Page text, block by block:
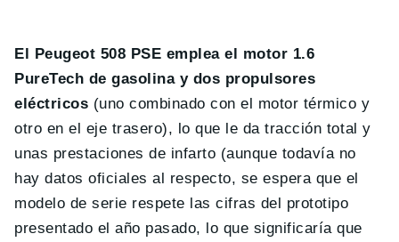
El Peugeot 508 PSE emplea el motor 1.6
PureTech de gasolina y dos propulsores
eléctricos (uno combinado con el motor térmico y
otro en el eje trasero), lo que le da tracción total y
unas prestaciones de infarto (aunque todavía no
hay datos oficiales al respecto, se espera que el
modelo de serie respete las cifras del prototipo
presentado el año pasado, lo que significaría que